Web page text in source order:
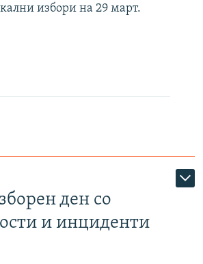
избори на 29 март.
ден со
и инциденти